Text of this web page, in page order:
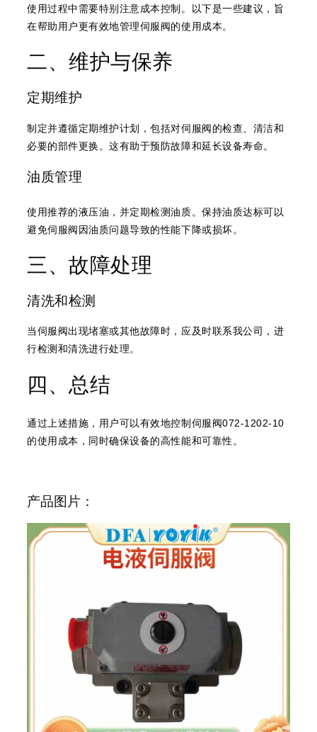
使用过程中需要特别注意成本控制。以下是一些建议，旨
在帮助用户更有效地管理伺服阀的使用成本。
二、维护与保养
定期维护
制定并遵循定期维护计划，包括对伺服阀的检查、清洁和
必要的部件更换。这有助于预防故障和延长设备寿命。
油质管理
使用推荐的液压油，并定期检测油质。保持油质达标可以
避免伺服阀因油质问题导致的性能下降或损坏。
三、故障处理
清洗和检测
当伺服阀出现堵塞或其他故障时，应及时联系我公司，进
行检测和清洗进行处理。
四、总结
通过上述措施，用户可以有效地控制伺服阀072-1202-10
的使用成本，同时确保设备的高性能和可靠性。
产品图片：